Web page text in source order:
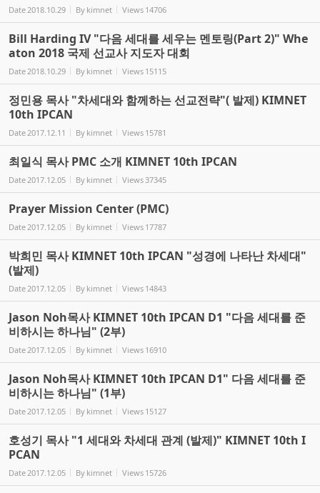
Date2018.10.29 By kimnet Views 14706
Bill Harding IV "다음 세대를 세우는 멘토링(Part 2)" Whe
aton 2018 국제 선교사 지도자 대회
Date2018.10.29 By kimnet Views 15115
정민용 목사 "차세대와 함께하는 선교전략"( 발제) KIMNET
10th IPCAN
Date2017.12.11 By kimnet Views 15781
최일식 목사 PMC 소개 KIMNET 10th IPCAN
Date2017.12.05 By kimnet Views37345
Prayer Mission Center (PMC)
Date2017.12.05 By kimnet Views 17787
박희민 목사 KIMNET 10th IPCAN "성경에 나타난 차세대"
(발제)
Date2017.12.05 By kimnet Views 14843
Jason Noh목사 KIMNET 10th IPCAN D1 "다음 세대를 준
비하시는 하나님" (2부)
Date2017.12.05 By kimnet Views 16910
Jason Noh목사 KIMNET 10th IPCAN D1" 다음 세대를 준
비하시는 하나님" (1부)
Date2017.12.05 By kimnet Views 15127
호성기 목사 "1 세대와 차세대 관계 (발제)" KIMNET 10th I
PCAN
Date2017.12.05 By kimnet Views 15726